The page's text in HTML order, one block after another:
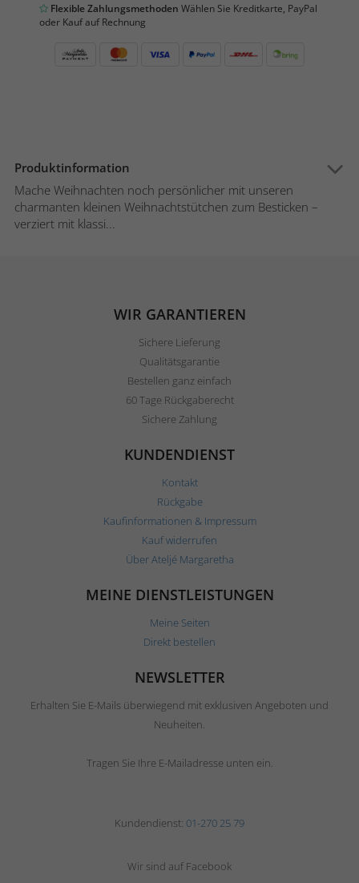
Flexible Zahlungsmethoden Wählen Sie Kreditkarte, PayPal
oder Kauf auf Rechnung
Produktinformation
Mache Weihnachten noch persönlicher mit unseren
charmanten kleinen Weihnachtstütchen zum Besticken –
verziert mit klassi...
WIR GARANTIEREN
Sichere Lieferung
Qualitätsgarantie
Bestellen ganz einfach
60 Tage Rückgaberecht
Sichere Zahlung
KUNDENDIENST
Kontakt
Rückgabe
Kaufinformationen & Impressum
Kauf widerrufen
Über Ateljé Margaretha
MEINE DIENSTLEISTUNGEN
Meine Seiten
Direkt bestellen
NEWSLETTER
Erhalten Sie E-Mails überwiegend mit exklusiven Angeboten und
Neuheiten.
Tragen Sie Ihre E-Mailadresse unten ein.
Kundendienst: 01-270 25 79
Wir sind auf Facebook